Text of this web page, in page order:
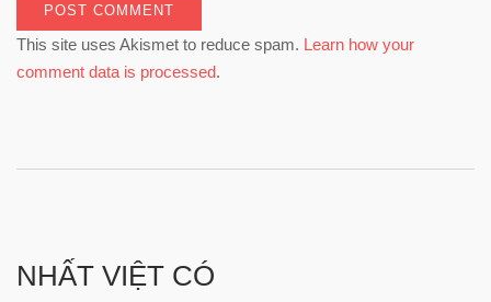
This site uses Akismet to reduce spam. Learn how your
comment data is processed.
NHẤT VIỆT CÓ